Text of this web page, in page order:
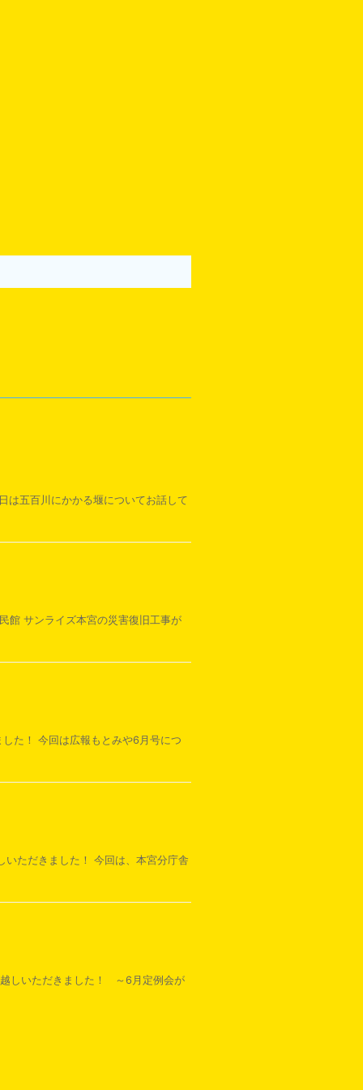
は五百川にかかる堰についてお話して
館 サンライズ本宮の災害復旧工事が
た！ 今回は広報もとみや6月号につ
ただきました！ 今回は、本宮分庁舎
しいただきました！ ～6月定例会が